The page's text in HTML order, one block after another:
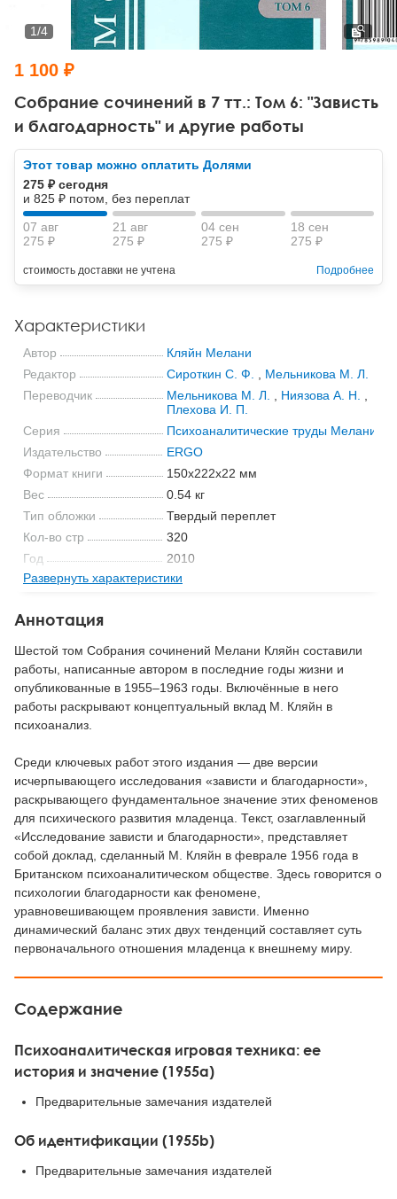
Тревожные расстройства, панические атаки
Психодрама
Другие направления психотерапии
Классический, эриксоновский гипноз и НЛП
НЛП
Психология труда и эргономика
Социальная психология
Социальная и организационная психология
Классический и юнгианский психоанализ
Собрание сочинений в 7 тт.: Том 6: "Зависть
и благодарность" и другие работы
1/4
1 100 ₽
Этот товар можно оплатить Долями
275 ₽ сегодня
и 825 ₽ потом, без переплат
07 авг
275 ₽
21 авг
275 ₽
04 сен
275 ₽
18 сен
275 ₽
стоимость доставки не учтена Подробнее
Характеристики
Автор
Кляйн Мелани
Редактор
Сироткин С. Ф.
Мельникова М. Л.
Переводчик
Мельникова М. Л. Ниязова А. Н.
Плехова И. П.
Серия
Психоаналитические труды Мелани
Издательство
ERGO
Формат книги
150x222x22 мм
Вес
0.54 кг
Тип обложки
Твердый переплет
Кол-во стр
320
Год
2010
ISBN
978-5-98904-085-8
Развернуть характеристики
Аннотация
Шестой том Собрания сочинений Мелани Кляйн составили
работы, написанные автором в последние годы жизни и
опубликованные в 1955–1963 годы. Включённые в него
работы раскрывают концептуальный вклад М. Кляйн в
психоанализ.
Среди ключевых работ этого издания — две версии
исчерпывающего исследования «зависти и благодарности»,
раскрывающего фундаментальное значение этих феноменов
для психического развития младенца. Текст, озаглавленный
«Исследование зависти и благодарности», представляет
собой доклад, сделанный М. Кляйн в феврале 1956 года в
Британском психоаналитическом обществе. Здесь говорится о
психологии благодарности как феномене,
уравновешивающем проявления зависти. Именно
динамический баланс этих двух тенденций составляет суть
первоначального отношения младенца к внешнему миру.
Содержание
Психоаналитическая игровая техника: ее
история и значение (1955a)
Предварительные замечания издателей
Об идентификации (1955b)
Предварительные замечания издателей